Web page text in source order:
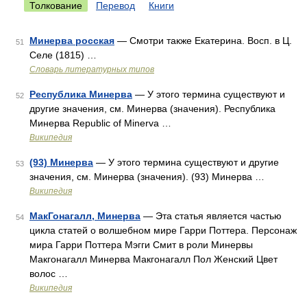
Толкование Перевод Книги
51 Минерва росская — Смотри также Екатерина. Восп. в Ц.
Селе (1815) …
Словарь литературных типов
52 Республика Минерва — У этого термина существуют и
другие значения, см. Минерва (значения). Республика
Минерва Republic of Minerva …
Википедия
53 (93) Минерва — У этого термина существуют и другие
значения, см. Минерва (значения). (93) Минерва …
Википедия
54 МакГонагалл, Минерва — Эта статья является частью
цикла статей о волшебном мире Гарри Поттера. Персонаж
мира Гарри Поттера Мэгги Смит в роли Минервы
Макгонагалл Минерва Макгонагалл Пол Женский Цвет
волос …
Википедия